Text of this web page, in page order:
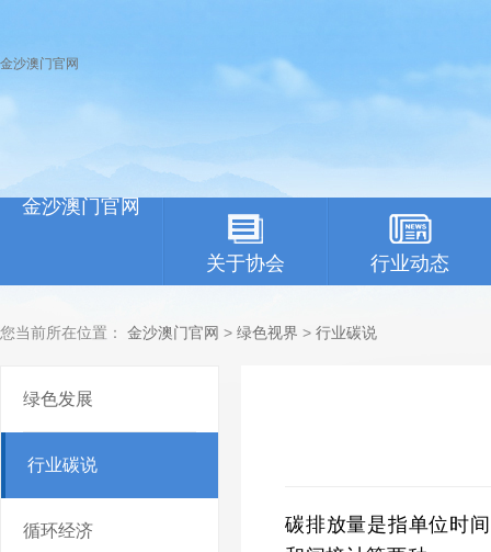
金沙澳门官网
金沙澳门官网
关于协会 行业动态
您当前所在位置： 金沙澳门官网 > 绿色视界 > 行业碳说
绿色发展
行业碳说
循环经济
碳排放量是指单位时